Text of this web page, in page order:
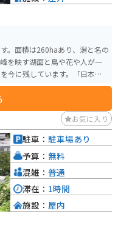
。面積は260haあり、潟と名の
を映す湖面と鳥や花や人が一
今に残しています。「日本の
などに選ばれています。福島
重な動植物が数多く生活して
れていますが環境保全の観点
注意してください。近くに月
す。
お気に入り
駐車： 駐車場あり
予算： 無料
混雑： 普通
滞在： 1時間
施設： 屋内